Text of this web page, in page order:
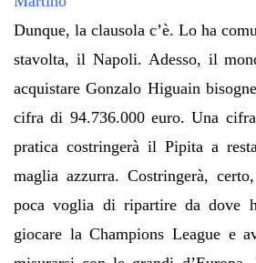
Dunque, la clausola c’è. Lo ha
stavolta, il Napoli. Adesso, il
acquistare Gonzalo Higuain
cifra di 94.736.000 euro. Una
pratica costringerà il Pipita a
maglia azzurra. Costringerà,
poca voglia di ripartire da dove
giocare la Champions League e